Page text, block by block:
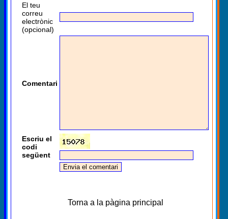
El teu
correu
electrònic
(opcional)
Comentari
Escriu el
codi
següent
Torna a la pàgina principal